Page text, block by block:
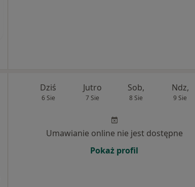
Dziś
6 Sie
Jutro
7 Sie
Sob,
8 Sie
Ndz,
9 Sie
Umawianie online nie jest dostępne
Pokaż profil